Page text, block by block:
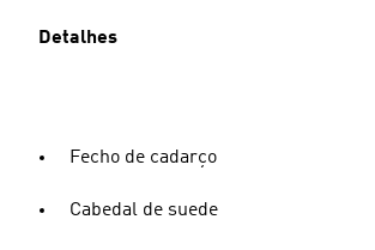
Detalhes
Fecho de cadarço
Cabedal de suede